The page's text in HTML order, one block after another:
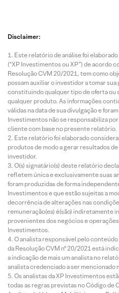
Disclaimer:
Este relatório de análise foi
(“XP Investimentos ou XP”) de acordo
Resolução CVM 20/2021, tem como
possam auxiliar o investidor a tomar
constituindo qualquer tipo de oferta ou
qualquer produto. As informações
válidas na data de sua divulgação e
Investimentos não se responsabiliza
cliente com base no presente relatório.
Este relatório foi elaborado
produtos de modo a gerar resultados
investidor.
O(s) signatário(s) deste relatório
refletem única e exclusivamente suas
foram produzidas de forma
Investimentos e que estão sujeitas a
decorrência de alterações nas
remuneração(es) é(são) indiretamente
provenientes dos negócios e
Investimentos.
O analista responsável pelo
da Resolução CVM nº 20/2021 está
a indicação de mais um analista no
analista credenciado a ser mencionado
Os analistas da XP Investimentos
todas as regras previstas no Código de